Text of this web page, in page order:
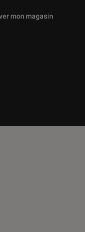
être proposées
mon magasin